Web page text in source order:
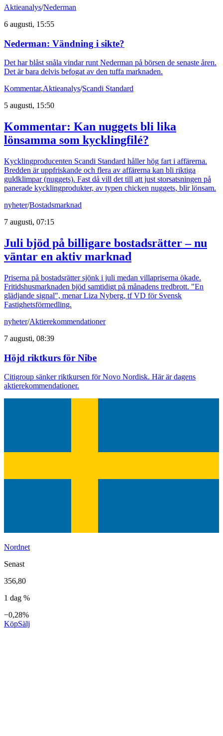
Aktieanalys/Nederman
6 augusti, 15:55
Nederman: Vändning i sikte?
Det har blåst snåla vindar runt Nederman på börsen de senaste åren.
Det är bara delvis befogat av den tuffa marknaden.
Kommentar,Aktieanalys/Scandi Standard
5 augusti, 15:50
Kommentar: Kan nuggets bli lika
lönsamma som kycklingfilé?
Kycklingproducenten Scandi Standard håller hög fart i affärerna.
Bredden är uppfriskande och flera av affärerna kan bli riktiga
guldklimpar (nuggets). Fast då vill det till att just storsatsningen på
panerade kycklingprodukter, av typen chicken nuggets, blir lönsam.
nyheter/Bostadsmarknad
7 augusti, 07:15
Juli bjöd på billigare bostadsrätter – nu
väntar en aktiv marknad
Priserna på bostadsrätter sjönk i juli medan villapriserna ökade.
Fritidshusmarknaden bjöd samtidigt på månadens tredbrott. "En
glädjande signal", menar Liza Nyberg, tf VD för Svensk
Fastighetsförmedling.
nyheter/Aktierekommendationer
7 augusti, 08:39
Höjd riktkurs för Nibe
Citigroup sänker riktkursen för Novo Nordisk. Här är dagens
aktierekommendationer.
Nordnet
Senast
356,80
1 dag %
−0,28%
KöpSälj